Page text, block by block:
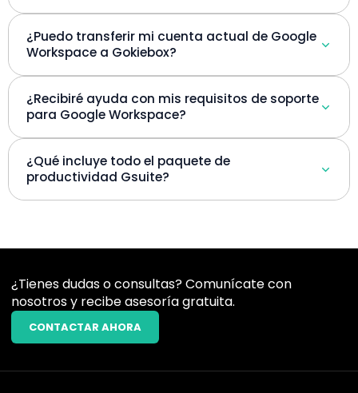
¿Puedo transferir mi cuenta actual de Google
Workspace a Gokiebox?
¿Recibiré ayuda con mis requisitos de soporte
para Google Workspace?
¿Qué incluye todo el paquete de
productividad Gsuite?
¿Tienes dudas o consultas? Comunícate con
nosotros y recibe asesoría gratuita.
CONTACTAR AHORA